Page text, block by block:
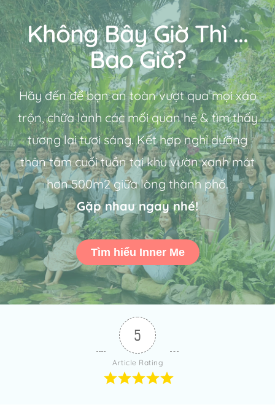
Không Bây Giờ Thì ...
Bao Giờ?
Hãy đến để bạn an toàn vượt qua mọi xáo
trộn, chữa lành các mối quan hệ & tìm thấy
tương lai tươi sáng. Kết hợp nghỉ dưỡng
thân tâm cuối tuần tại khu vườn xanh mát
hơn 500m2 giữa lòng thành phố.
Gặp nhau ngay nhé!
Tìm hiểu Inner Me
5
Article Rating